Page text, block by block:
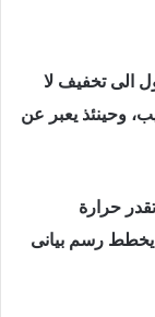
الى تخفیف لا
وحینئذ یعبر عن
حرارة
يخطط رسم بيانى